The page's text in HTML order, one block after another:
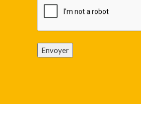
Envoyer